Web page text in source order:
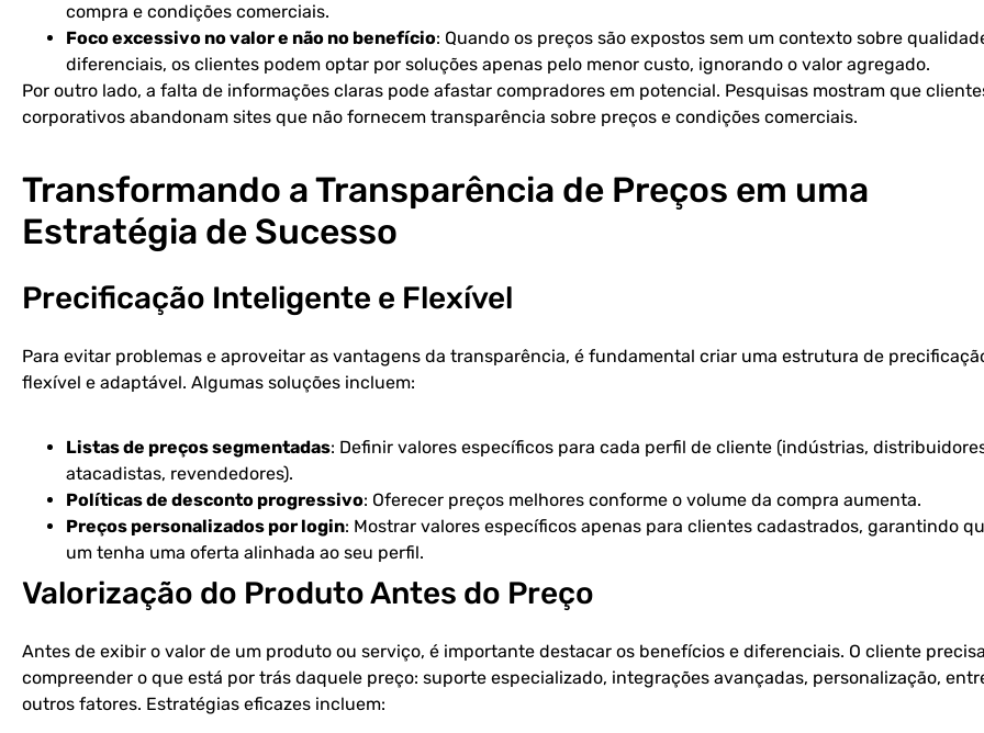
compra e condições comerciais.
Foco excessivo no valor e não no benefício: Quando os preços são expostos sem um contexto sobre
diferenciais, os clientes podem optar por soluções apenas pelo menor custo, ignorando o valor agregado.
Por outro lado, a falta de informações claras pode afastar compradores em potencial. Pesquisas mostram que
corporativos abandonam sites que não fornecem transparência sobre preços e condições comerciais.
Transformando a Transparência de Preços em uma
Estratégia de Sucesso
Precificação Inteligente e Flexível
Para evitar problemas e aproveitar as vantagens da transparência, é fundamental criar uma estrutura de
flexível e adaptável. Algumas soluções incluem:
Listas de preços segmentadas: Definir valores específicos para cada perfil de cliente (indústrias,
atacadistas, revendedores).
Políticas de desconto progressivo: Oferecer preços melhores conforme o volume da compra aumenta.
Preços personalizados por login: Mostrar valores específicos apenas para clientes cadastrados, garantindo
um tenha uma oferta alinhada ao seu perfil.
Valorização do Produto Antes do Preço
Antes de exibir o valor de um produto ou serviço, é importante destacar os benefícios e diferenciais. O cliente precisa
compreender o que está por trás daquele preço: suporte especializado, integrações avançadas, personalização,
outros fatores. Estratégias eficazes incluem: